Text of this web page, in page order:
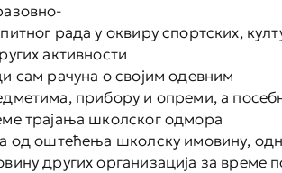
рада у оквиру спортских,
активности
сам рачуна о својим одевним
прибору и опреми, а
трајања школског одмора
од оштећења школску имовину,
других организација за време